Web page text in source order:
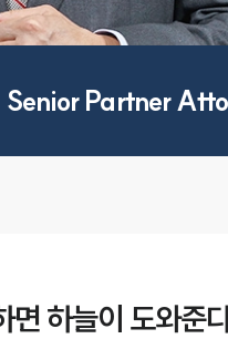
Senior Partner
면 하늘이 도와준